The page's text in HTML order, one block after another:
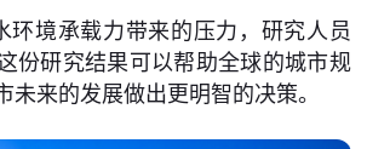
环境承载力带来的压力，研究人员
份研究结果可以帮助全球的城市规
未来的发展做出更明智的决策。